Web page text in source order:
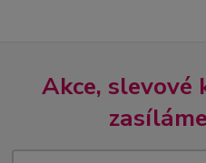
Akce, slevové